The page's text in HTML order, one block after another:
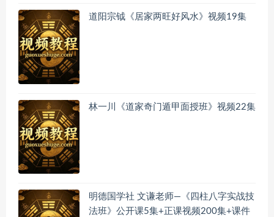
道阳宗钺《居家两旺好风水》视频19集
林一川《道家奇门遁甲面授班》视频22集
明德国学社 文谦老师—《四柱八字实战技
法班》公开课5集+正课视频200集+课件